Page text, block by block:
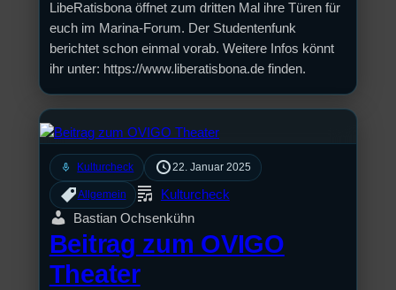
LibeRatisbona öffnet zum dritten Mal ihre Türen für
euch im Marina-Forum. Der Studentenfunk
berichtet schon einmal vorab. Weitere Infos könnt
ihr unter: https://www.liberatisbona.de finden.
mic Kulturcheck 22. Januar 2025
Allgemein
Kulturcheck
Bastian Ochsenkühn
Beitrag zum OVIGO
Theater